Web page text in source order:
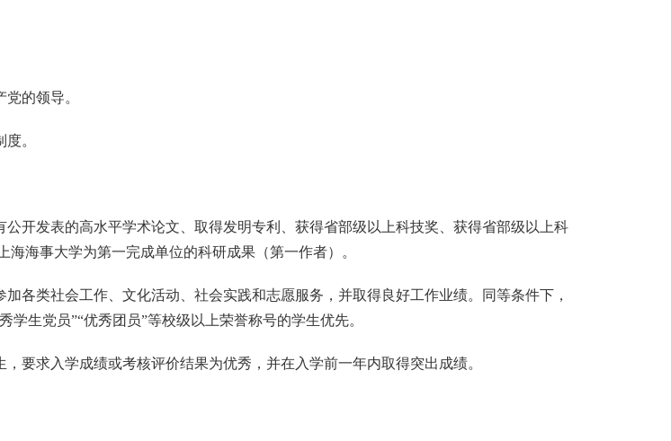
的领导。
。
开发表的高水平学术论文、取得发明专利、获得省部级以上科技奖、获得省部级以上科
海事大学为第一完成单位的科研成果（第一作者）。
各类社会工作、文化活动、社会实践和志愿服务，并取得良好工作业绩。同等条件下，
学生党员”“优秀团员”等校级以上荣誉称号的学生优先。
要求入学成绩或考核评价结果为优秀，并在入学前一年内取得突出成绩。